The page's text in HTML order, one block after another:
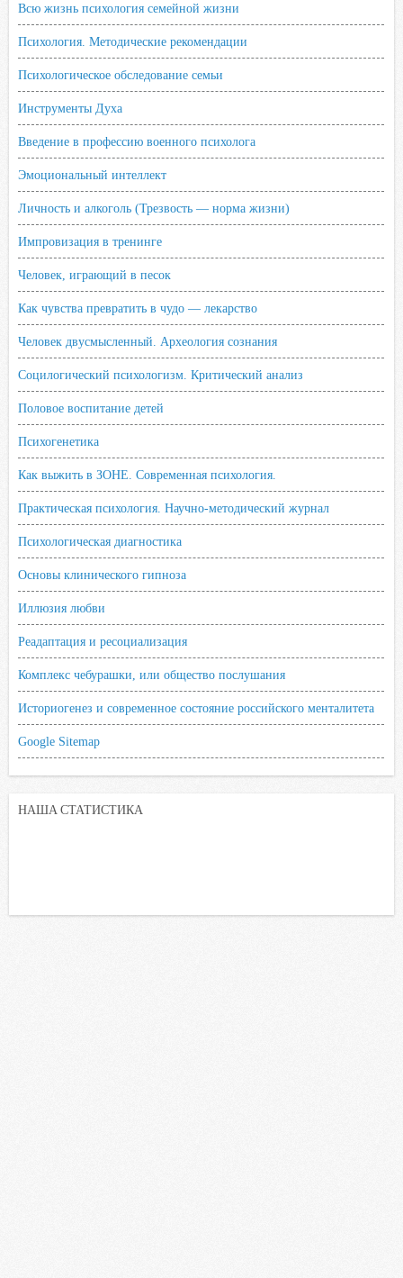
Всю жизнь психология семейной жизни
Психология. Методические рекомендации
Психологическое обследование семьи
Инструменты Духа
Введение в профессию военного психолога
Эмоциональный интеллект
Личность и алкоголь (Трезвость — норма жизни)
Импровизация в тренинге
Человек, играющий в песок
Как чувства превратить в чудо — лекарство
Человек двусмысленный. Археология сознания
Социлогический психологизм. Критический анализ
Половое воспитание детей
Психогенетика
Как выжить в ЗОНЕ. Современная психология.
Практическая психология. Научно-методический журнал
Психологическая диагностика
Основы клинического гипноза
Иллюзия любви
Реадаптация и ресоциализация
Комплекс чебурашки, или общество послушания
Историогенез и современное состояние российского менталитета
Google Sitemap
НАША СТАТИСТИКА